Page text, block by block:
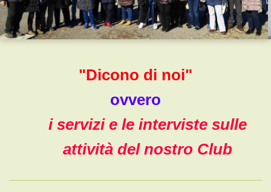
"Dicono di noi"
ovvero
i servizi e le interviste sulle
attività del nostro Club